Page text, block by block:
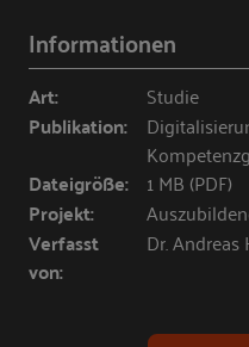
Informationen
Art: Studie
Publikation:
Dateigröße: 1 MB (PDF)
Projekt:
Verfasst
von:
Dr. Andreas